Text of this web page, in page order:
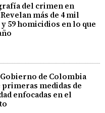
del crimen en
más de 4 mil
59 homicidios en lo que
de Colombia
primeras medidas de
enfocadas en el